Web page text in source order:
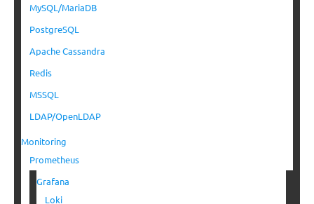
MySQL/MariaDB
PostgreSQL
Apache Cassandra
Redis
MSSQL
LDAP/OpenLDAP
Monitoring
Prometheus
Grafana
Loki